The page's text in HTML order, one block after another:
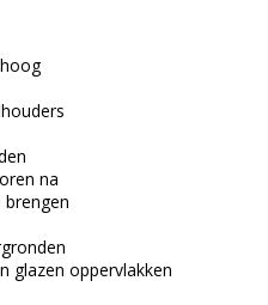
na
brengen
glazen oppervlakken